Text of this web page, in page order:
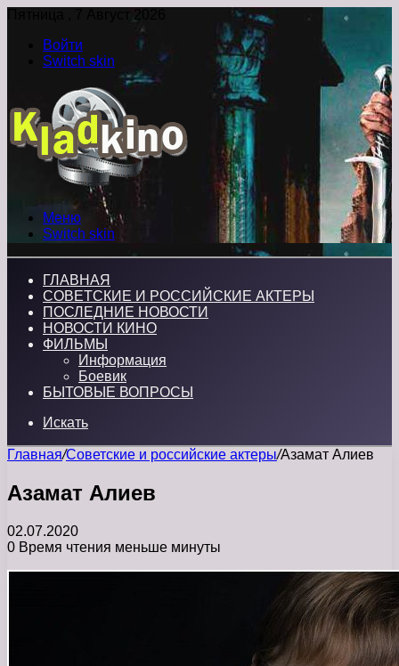
Пятница , 7 Август 2026
Войти
Switch skin
Меню
Switch skin
ГЛАВНАЯ
СОВЕТСКИЕ И РОССИЙСКИЕ АКТЕРЫ
ПОСЛЕДНИЕ НОВОСТИ
НОВОСТИ КИНО
ФИЛЬМЫ
Информация
Боевик
БЫТОВЫЕ ВОПРОСЫ
Искать
Главная/Советские и российские актеры/Азамат Алиев
Азамат Алиев
02.07.2020
0 Время чтения меньше минуты